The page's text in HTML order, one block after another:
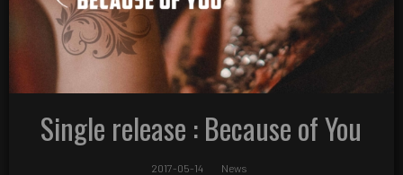
Single release : Because of You
2017-05-14
News